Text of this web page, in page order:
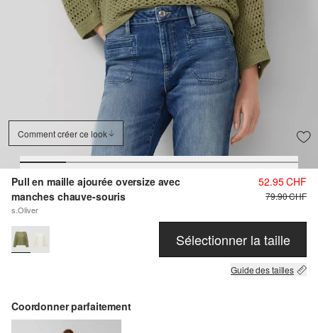
Comment créer ce look
Pull en maille ajourée oversize avec
manches chauve-souris
s.Oliver
52.95 CHF
79.90 CHF
Sélectionner la taille
Guide des tailles
Coordonner parfaitement